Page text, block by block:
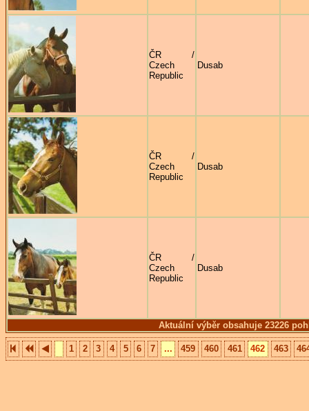
Aktuální výběr obsahuje 23226
ČR /
Czech
Republic
Dusab
ČR /
Czech
Republic
Dusab
ČR /
Czech
Republic
Dusab
1 2 3 4 5 6 7 ... 459 460 461 462 463